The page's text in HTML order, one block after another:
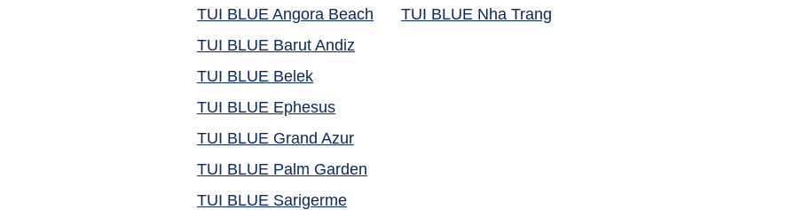
TUI BLUE Angora Beach
TUI BLUE Barut Andiz
TUI BLUE Belek
TUI BLUE Ephesus
TUI BLUE Grand Azur
TUI BLUE Palm Garden
TUI BLUE Sarigerme
TUI BLUE Nha Trang